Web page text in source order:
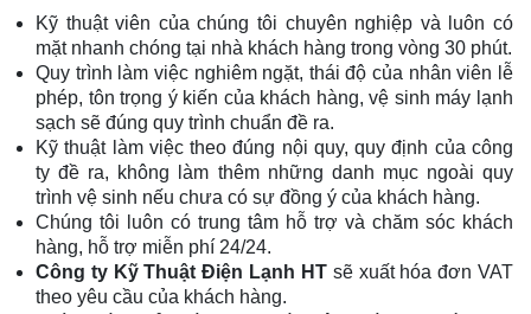
Kỹ thuật viên của chúng tôi chuyên nghiệp và luôn có
mặt nhanh chóng tại nhà khách hàng trong vòng 30 phút.
Quy trình làm việc nghiêm ngặt, thái độ của nhân viên lễ
phép, tôn trọng ý kiến của khách hàng, vệ sinh máy lạnh
sạch sẽ đúng quy trình chuẩn đề ra.
Kỹ thuật làm việc theo đúng nội quy, quy định của công
ty đề ra, không làm thêm những danh mục ngoài quy
trình vệ sinh nếu chưa có sự đồng ý của khách hàng.
Chúng tôi luôn có trung tâm hỗ trợ và chăm sóc khách
hàng, hỗ trợ miễn phí 24/24.
Công ty Kỹ Thuật Điện Lạnh HTsẽ xuất hóa đơn VAT
theo yêu cầu của khách hàng.